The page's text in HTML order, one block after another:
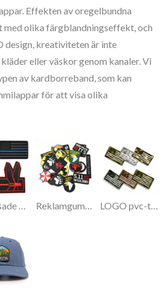
Effekten av oregelbundna
olika färgblandningseffekt, och
design, kreativiteten är inte
eller väskor genom kanaler. Vi
av kardborreband, som kan
för att visa olika
Anpassade PVC-lappar i Kina Reklamgummilappar för kläder LOGO pvc-taggar